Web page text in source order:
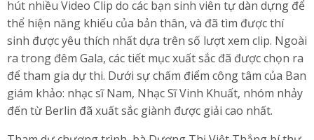
hút nhiều Video Clip do các bạn sinh viên tự dàn dựng để
thể hiện năng khiếu của bản thân, và đã tìm được thí
sinh được yêu thích nhất dựa trên số lượt xem clip. Ngoài
ra trong đêm Gala, các tiết mục xuất sắc đã được chọn ra
để tham gia dự thi. Dưới sự chấm điểm công tâm của Ban
giám khảo: nhạc sĩ Nam, Nhạc Sĩ Vinh Khuất, nhóm nhảy
đến từ Berlin đã xuất sắc giành được giải cao nhất.